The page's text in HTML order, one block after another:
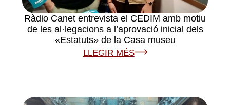
Ràdio Canet entrevista el CEDIM amb motiu
de les al·legacions a l’aprovació inicial dels
«Estatuts» de la Casa museu
LLEGIR MÉS